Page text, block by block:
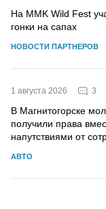
На MMK Wild Fest
гонки на сапах
НОВОСТИ ПАРТНЕРОВ
1 августа 2026 3
В Магнитогорске
получили права
напутствиями от
АВТО